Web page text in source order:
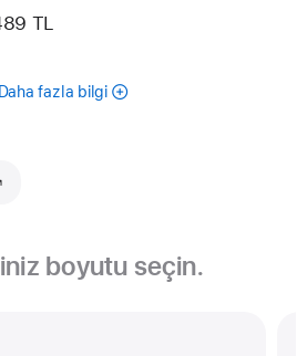
TL
Daha fazla bilgiiPad
boyutu seçin.